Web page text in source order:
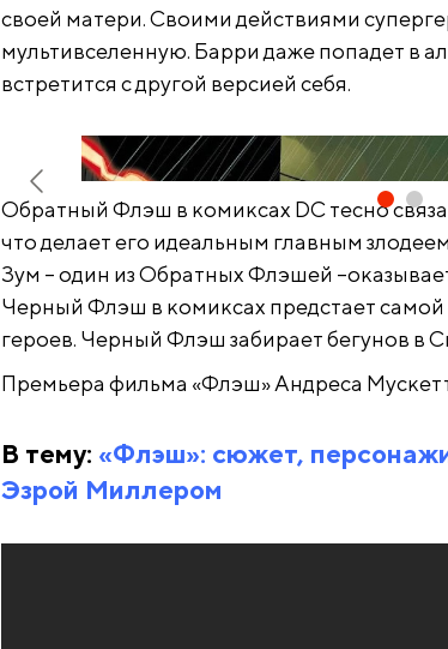
своей матери. Своими действиями
мультивселенную. Барри даже попадет в
встретится с другой версией себя.
Обратный Флэш в комиксах DC тесно
что делает его идеальным главным
Зум – один из Обратных Флэшей
Черный Флэш в комиксах предстает
героев. Черный Флэш забирает бегунов в
Премьера фильма «Флэш» Андреса
В тему: «Флэш»: сюжет,
Эзрой Миллером